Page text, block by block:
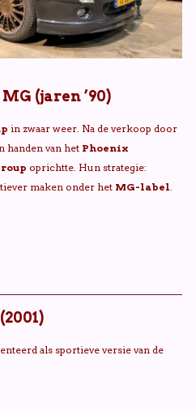
(jaren ’90)
in zwaar weer. Na de verkoop door
van het Phoenix
oprichtte. Hun strategie:
maken onder het MG-label.
als sportieve versie van de